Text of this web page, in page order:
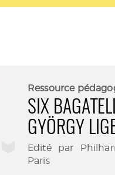
Ressource
SIX
GYÖRGY
Edité par
Paris